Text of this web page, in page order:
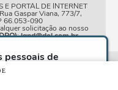
pessoais de
de Uso e Política
navegando neste
E PORTAL DE INTERNET
Gaspar Viana, 773/7,
66.053-090
solicitação ao nosso
:lgpd@dol.com.br.
2010-2026 DOL - Diário